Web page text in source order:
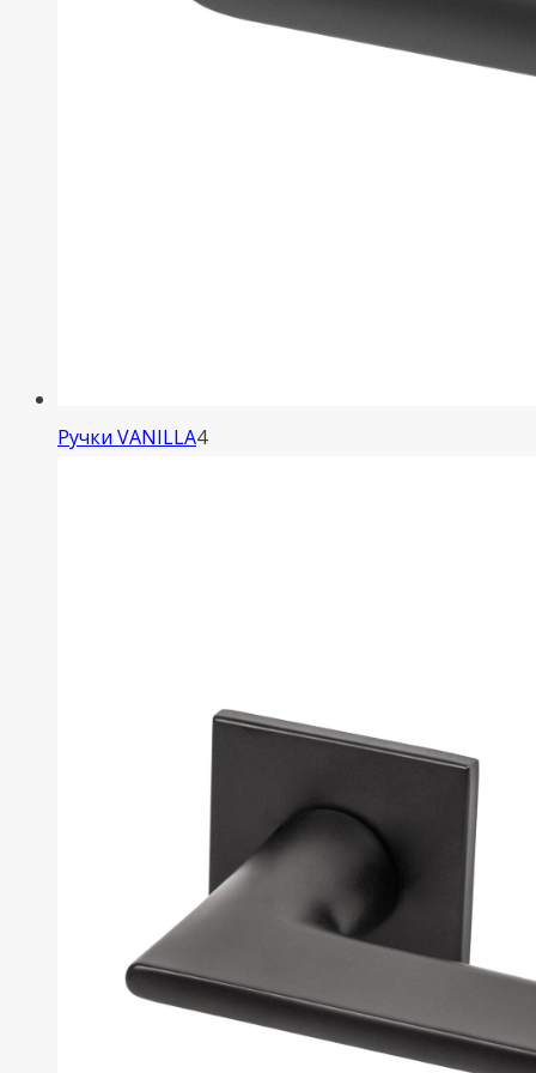
Ручки VANILLA44